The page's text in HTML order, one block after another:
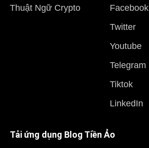
Thuật Ngữ Crypto
Facebook
Twitter
Youtube
Telegram
Tiktok
LinkedIn
Tải ứng dụng Blog Tiền Ảo